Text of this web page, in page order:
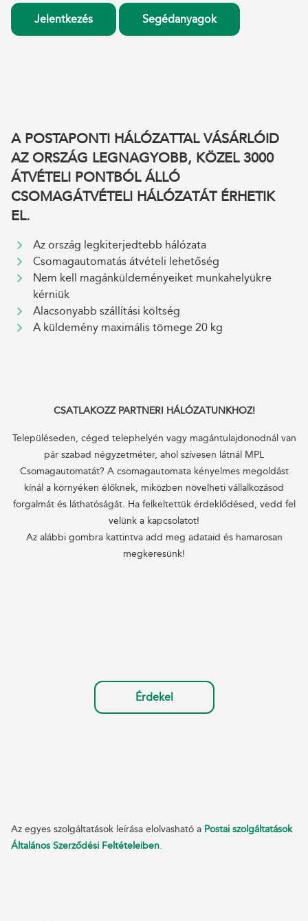
Jelentkezés Segédanyagok
A POSTAPONTI HÁLÓZATTAL VÁSÁRLÓID
AZ ORSZÁG LEGNAGYOBB, KÖZEL 3000
ÁTVÉTELI PONTBÓL ÁLLÓ
CSOMAGÁTVÉTELI HÁLÓZATÁT ÉRHETIK
EL.
Az ország legkiterjedtebb hálózata
Csomagautomatás átvételi lehetőség
Nem kell magánküldeményeiket munkahelyükre
kérniük
Alacsonyabb szállítási költség
A küldemény maximális tömege 20 kg
CSATLAKOZZ PARTNERI HÁLÓZATUNKHOZ!
Településeden, céged telephelyén vagy magántulajdonodnál van
pár szabad négyzetméter, ahol szívesen látnál MPL
Csomagautomatát? A csomagautomata kényelmes megoldást
kínál a környéken élőknek, miközben növelheti vállalkozásod
forgalmát és láthatóságát. Ha felkeltettük érdeklődésed, vedd fel
velünk a kapcsolatot!
Az alábbi gombra kattintva add meg adataid és hamarosan
megkeresünk!
Érdekel
Az egyes szolgáltatások leírása elolvasható a Postai szolgáltatások
Általános Szerződési Feltételeiben.